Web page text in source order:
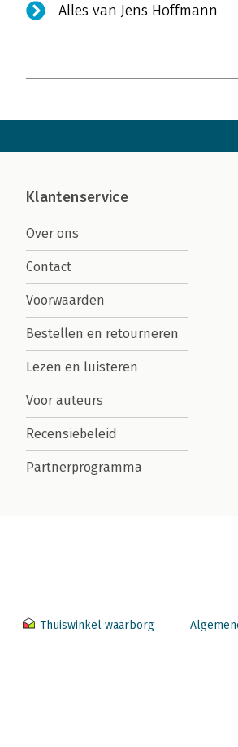
Alles van Jens Hoffmann
Klantenservice
Over ons
Contact
Voorwaarden
Bestellen en retourneren
Lezen en luisteren
Voor auteurs
Recensiebeleid
Partnerprogramma
Thuiswinkel waarborg